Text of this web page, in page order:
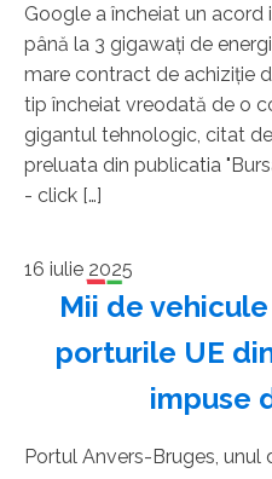
Google a încheiat un acord
până la 3 gigawaţi de
mare contract de achiziţie
tip încheiat vreodată de o
gigantul tehnologic, citat
preluata din publicatia
- click […]
16 iulie 2025
Mii de
porturile UE
impuse
Portul Anvers-Bruges, unul